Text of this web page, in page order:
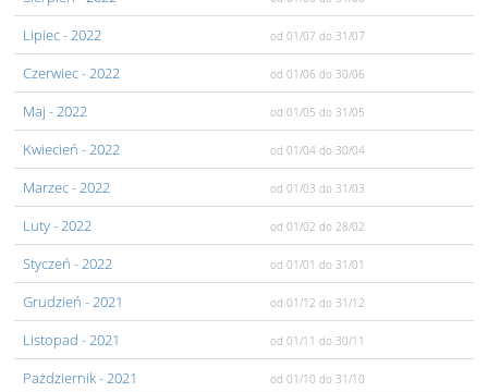
Lipiec- 2022 od 01/07 do 31/07
Czerwiec- 2022 od 01/06 do 30/06
Maj - 2022 od 01/05 do 31/05
Kwiecień - 2022 od 01/04 do 30/04
Marzec- 2022 od 01/03 do 31/03
Luty- 2022 od 01/02 do 28/02
Styczeń - 2022 od 01/01 do 31/01
Grudzień - 2021 od 01/12 do 31/12
Listopad - 2021 od 01/11 do 30/11
Pażdziernik- 2021 od 01/10 do 31/10